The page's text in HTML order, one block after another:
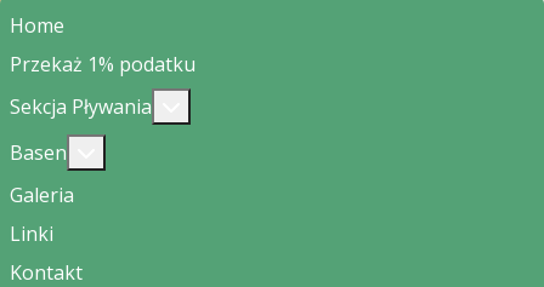
Home
Przekaż 1% podatku
Sekcja Pływania
Basen
Galeria
Linki
Kontakt